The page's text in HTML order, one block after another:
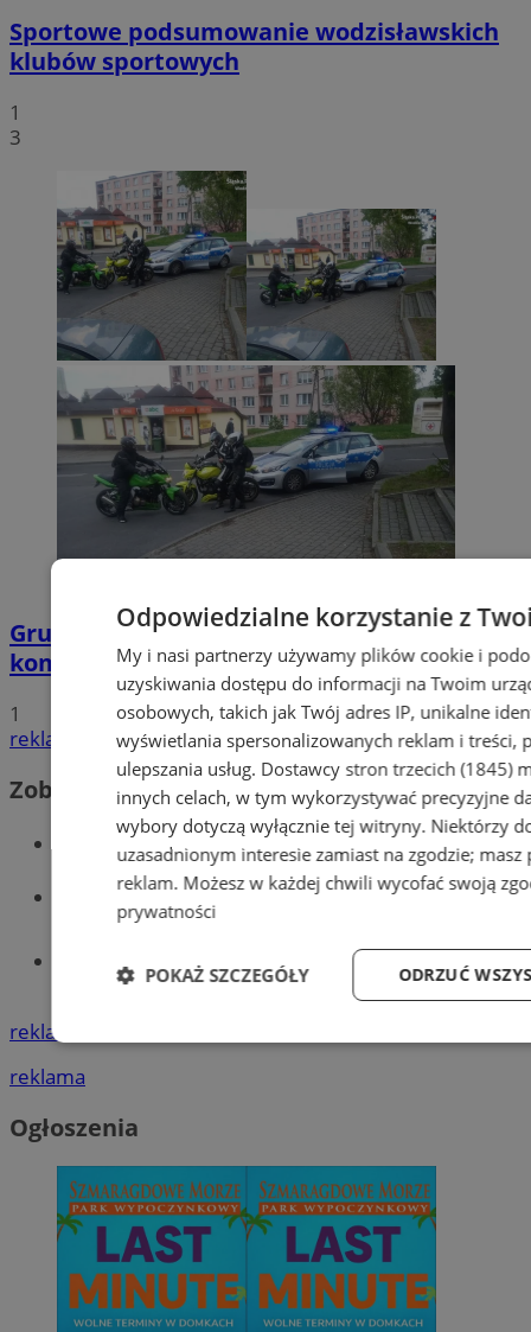
Sportowe podsumowanie wodzisławskich
klubów sportowych
1
3
Grupa motocyklistów zatrzymała
kompletnie pijanego mężczyznę
1
reklama
Zobacz również
Wiadomości kryminalne w Wodzisławiu
Wiadomości lokalne
Tworzenie stron www - Wodzisław
reklama
reklama
Ogłoszenia
Odpowiedzialne korzystanie z
My i nasi partnerzy używamy plików cookie i
uzyskiwania dostępu do informacji na Twoim
osobowych, takich jak Twój adres IP, unikalne
wyświetlania spersonalizowanych reklam i
ulepszania usług. Dostawcy stron trzecich (1845)
innych celach, w tym wykorzystywać precyzyjne
wybory dotyczą wyłącznie tej witryny. Niektórzy
uzasadnionym interesie zamiast na zgodzie;
reklam. Możesz w każdej chwili wycofać swoją
prywatności
ODRZUĆ
POKAŻ SZCZEGÓŁY
Niezbędne Wydajność
Niezbędne Wydajność Targetowanie
Niezbędne pliki cookie umożliwiają korzystanie z
użytkownika i zarządzanie kontem. Bez niezbędnych plików
Nazwa Provider/Domena